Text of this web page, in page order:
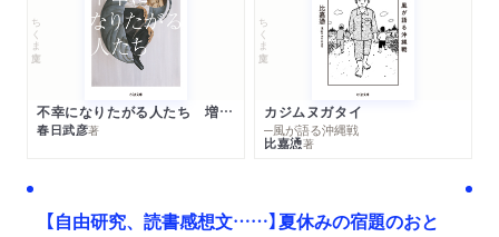
ちくま文庫
不幸になりたがる人たち 増補新版
春日武彦著
ちくま文庫
カジムヌガタイ
─風が語る沖縄戦
比嘉慂著
【自由研究、読書感想文……】夏休みの宿題のおと